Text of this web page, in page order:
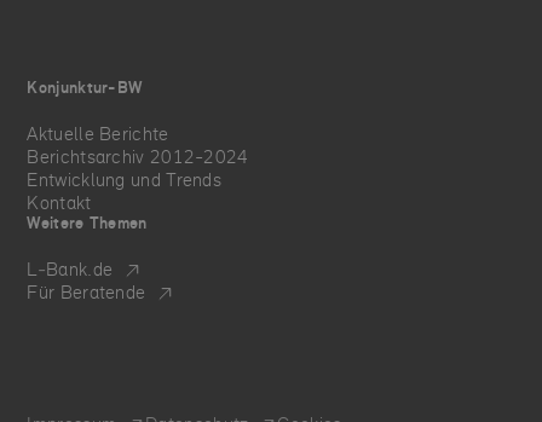
Konjunktur-BW
Aktuelle Berichte
Berichtsarchiv 2012-2024
Entwicklung und Trends
Kontakt
Weitere Themen
L‑Bank.de
Für Beratende